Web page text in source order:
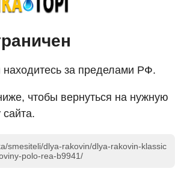
за пределами РФ.
чтобы вернуться на нужную
сайта.
smesiteli/dlya-rakovin/dlya-rakovin-klassic
polo-rea-b9941/